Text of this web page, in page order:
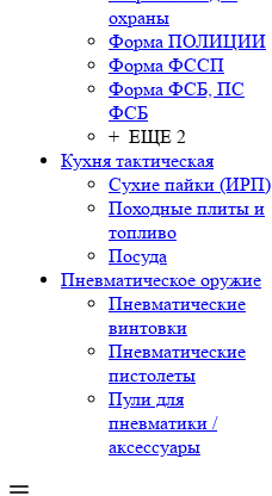
охраны
Форма ПОЛИЦИИ
Форма ФССП
Форма ФСБ, ПС
ФСБ
+ ЕЩЕ 2
Кухня тактическая
Сухие пайки (ИРП)
Походные плиты и
топливо
Посуда
Пневматическое оружие
Пневматические
винтовки
Пневматические
пистолеты
Пули для
пневматики /
аксессуары